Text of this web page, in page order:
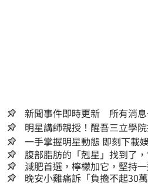
新聞事件即時更新 所有消息
明星講師親授！醒吾三立學
一手掌握明星動態
腹部脂肪的「剋星」找到了
囊，瘦出小蠻腰
減肥首選，檸檬加它，堅持
人生
晚安小雞痛訴「負擔不起30